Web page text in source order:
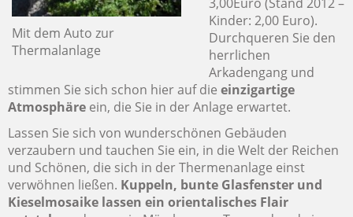
Mit dem Auto zur
Thermalanlage
Kinder: 2,00 Euro).
Durchqueren Sie den
herrlichen
Arkadengang und
stimmen Sie sich schon hier auf die einzigartige
Atmosphäre ein, die Sie in der Anlage erwartet.
Lassen Sie sich von wunderschönen Gebäuden
verzaubern und tauchen Sie ein, in die Welt der Reichen
und Schönen, die sich in der Thermenanlage einst
verwöhnen ließen. Kuppeln, bunte Glasfenster und
Kieselmosaike lassen ein orientalisches Flair